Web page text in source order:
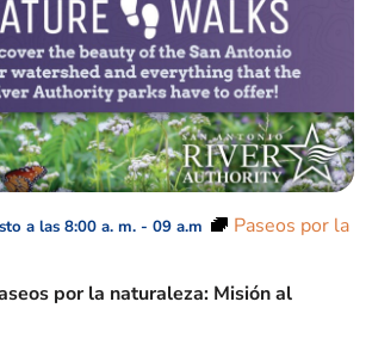
por la naturaleza: Misión al
a las 8:00 a. m. - 09 a.m
Paseos por la